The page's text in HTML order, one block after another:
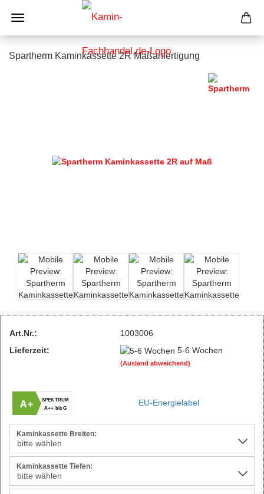
Spartherm Kaminkassette 2R Maßanfertigung
Art.Nr.:
1003006
Lieferzeit:
5-6 Wochen
(Ausland abweichend)
A+
SPEKTRUM
A++ bis G
EU-Energielabel
Kaminkassette Breiten:
Kaminkassette Tiefen: